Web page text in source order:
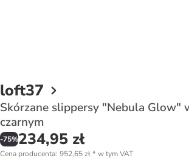
loft37
Skórzane slippersy "Nebula Glow"
czarnym
-75%234,95 zł
Cena producenta: 952,65 zł* w tym VAT